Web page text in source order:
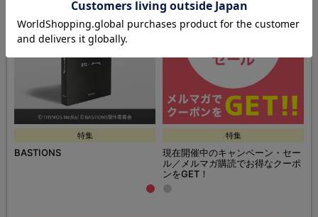
特集
BASTIONS
特集
現在開催中のキャンペーン・セー
ル／メルマガ購読でお得なクーポ
ンをGET！